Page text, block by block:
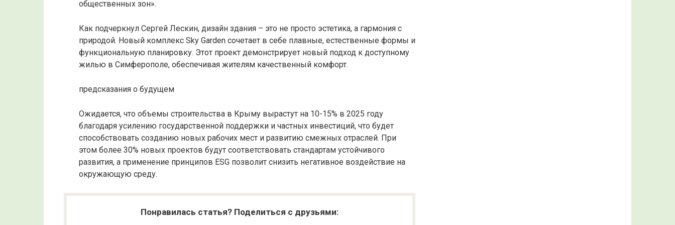
общественных зон».
Как подчеркнул Сергей Лескин, дизайн здания – это не просто эстетика, а гармония с
природой. Новый комплекс Sky Garden сочетает в себе плавные, естественные формы и
функциональную планировку. Этот проект демонстрирует новый подход к доступному
жилью в Симферополе, обеспечивая жителям качественный комфорт.
предсказания о будущем
Ожидается, что объемы строительства в Крыму вырастут на 10-15% в 2025 году
благодаря усилению государственной поддержки и частных инвестиций, что будет
способствовать созданию новых рабочих мест и развитию смежных отраслей. При
этом более 30% новых проектов будут соответствовать стандартам устойчивого
развития, а применение принципов ESG позволит снизить негативное воздействие на
окружающую среду.
Понравилась статья? Поделиться с друзьями: